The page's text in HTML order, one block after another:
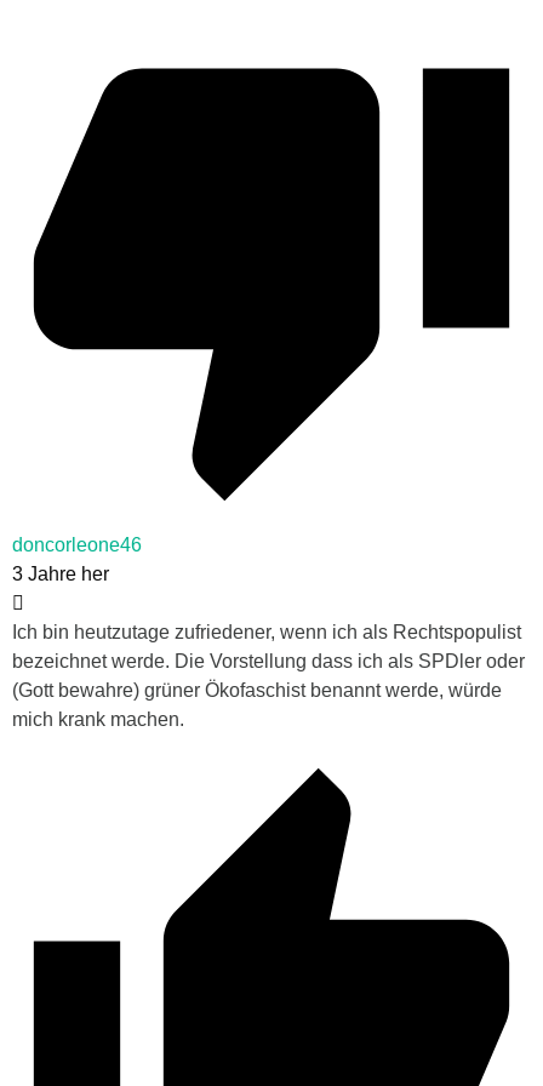
doncorleone46
3 Jahre her
Ich bin heutzutage zufriedener, wenn ich als Rechtspopulist
bezeichnet werde. Die Vorstellung dass ich als SPDler oder
(Gott bewahre) grüner Ökofaschist benannt werde, würde
mich krank machen.